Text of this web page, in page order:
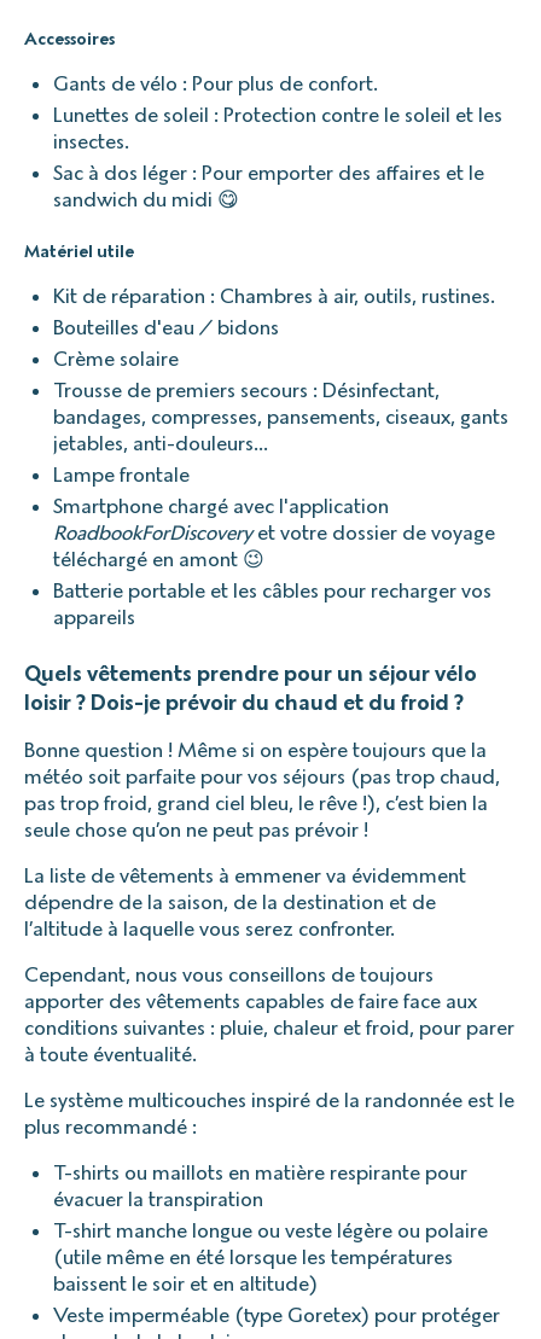
Accessoires
Gants de vélo : Pour plus de confort.
Lunettes de soleil : Protection contre le soleil et les
insectes.
Sac à dos léger : Pour emporter des affaires et le
sandwich du midi 😋
Matériel utile
Kit de réparation : Chambres à air, outils, rustines.
Bouteilles d'eau / bidons
Crème solaire
Trousse de premiers secours : Désinfectant,
bandages, compresses, pansements, ciseaux, gants
jetables, anti-douleurs…
Lampe frontale
Smartphone chargé avec l'application
RoadbookForDiscoveryet votre dossier de voyage
téléchargé en amont 😉
Batterie portable et les câbles pour recharger vos
appareils
Quels vêtements prendre pour un séjour vélo
loisir ? Dois-je prévoir du chaud et du froid ?
Bonne question ! Même si on espère toujours que la
météo soit parfaite pour vos séjours (pas trop chaud,
pas trop froid, grand ciel bleu, le rêve !), c’est bien la
seule chose qu’on ne peut pas prévoir !
La liste de vêtements à emmener va évidemment
dépendre de la saison, de la destination et de
l’altitude à laquelle vous serez confronter.
Cependant, nous vous conseillons de toujours
apporter des vêtements capables de faire face aux
conditions suivantes : pluie, chaleur et froid, pour parer
à toute éventualité.
Le système multicouches inspiré de la randonnée est le
plus recommandé :
T-shirts ou maillots en matière respirante pour
évacuer la transpiration
T-shirt manche longue ou veste légère ou polaire
(utile même en été lorsque les températures
baissent le soir et en altitude)
Veste imperméable (type Goretex) pour protéger